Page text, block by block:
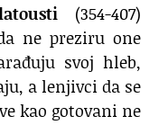
(354-407)
ne preziru one
svoj hleb,
a lenjivci da se
kao gotovani ne